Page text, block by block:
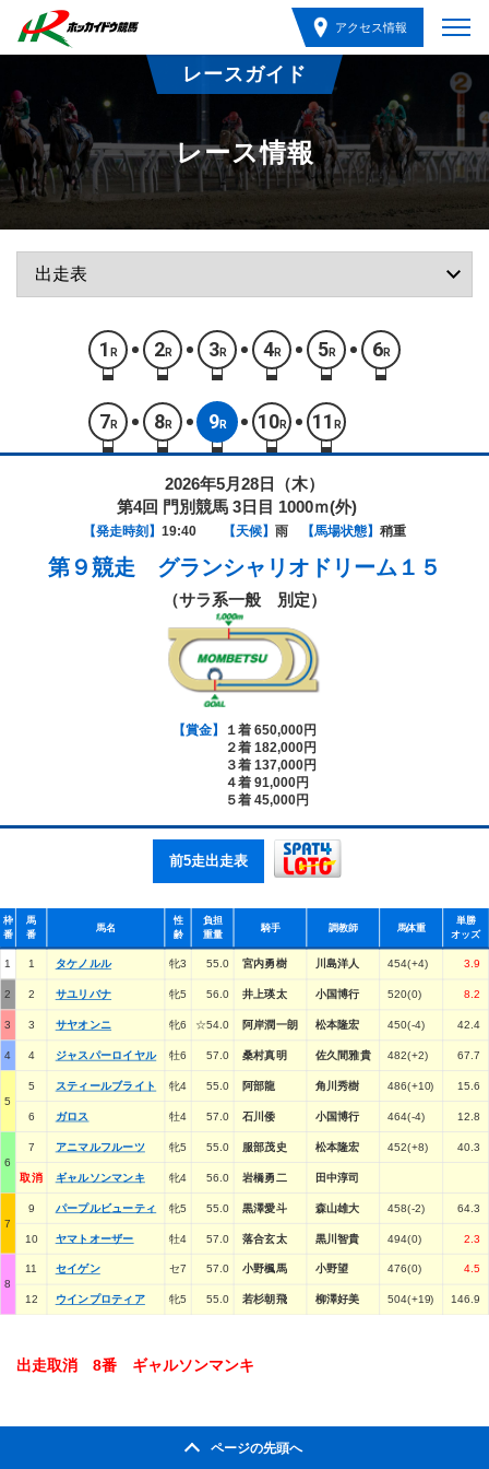
アクセス情報
レースガイド
レース情報
1 R 2R 3R 4R 5R 6R
7 R 8R 9R 10R 11 R
2026年5月28日（木）
第4回 門別競馬 3日目 1000ｍ(外)
【発走時刻】 19:40 【天候】 雨 【馬場状態】 稍重
第９競走 グランシャリオドリーム１５
（サラ系一般 別定）
【賞金】
１着 650,000円
２着 182,000円
３着 137,000円
４着 91,000円
５着 45,000円
前5走出走表
枠
番
馬
番
馬名
性
齢
負担
重量
騎手 調教師 馬体重
単勝
オッズ
1 1 タケノルル 牝3 55.0 宮内勇樹 川島洋人 454(+4) 3.9
2 2 サユリバナ 牝5 56.0 井上瑛太 小国博行 520(0) 8.2
3 3 サヤオンニ 牝6 ☆54.0 阿岸潤一朗 松本隆宏 450(-4) 42.4
4 4 ジャスパーロイヤル 牡6 57.0 桑村真明 佐久間雅貴 482(+2) 67.7
5
5 スティールブライト 牝4 55.0 阿部龍 角川秀樹 486(+10) 15.6
6 ガロス 牡4 57.0 石川倭 小国博行 464(-4) 12.8
6
7 アニマルフルーツ 牝5 55.0 服部茂史 松本隆宏 452(+8) 40.3
取消 ギャルソンマンキ 牝4 56.0 岩橋勇二 田中淳司
7
9 パープルビューティ 牝5 55.0 黒澤愛斗 森山雄大 458(-2) 64.3
10 ヤマトオーザー 牡4 57.0 落合玄太 黒川智貴 494(0) 2.3
8
11 セイゲン セ7 57.0 小野楓馬 小野望 476(0) 4.5
12 ウインプロティア 牝5 55.0 若杉朝飛 柳澤好美 504(+19) 146.9
出走取消 8番 ギャルソンマンキ
ページの先頭へ